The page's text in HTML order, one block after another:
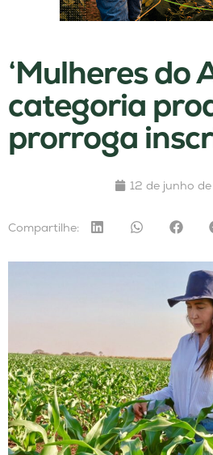
‘Mulheres do
categoria
prorroga
12 de junho
Compartilhe: